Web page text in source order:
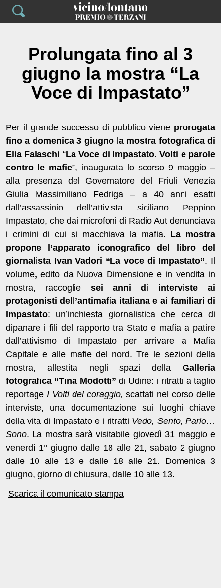
Skip
Prolungata fino al 3
giugno la mostra “La
Voce di Impastato”
Per il grande successo di pubblico viene prorogata
fino a domenica 3 giugno la mostra fotografica di
Elia Falaschi “La Voce di Impastato. Volti e parole
contro le mafie”, inaugurata lo scorso 9 maggio –
alla presenza del Governatore del Friuli Venezia
Giulia Massimiliano Fedriga – a 40 anni esatti
dall’assassinio dell’attivista siciliano Peppino
Impastato, che dai microfoni di Radio Aut denunciava
i crimini di cui si macchiava la mafia. La mostra
propone l’apparato iconografico del libro del
giornalista Ivan Vadori “La voce di Impastato”. Il
volume,edito da Nuova Dimensione e in vendita in
mostra, raccoglie sei anni di interviste ai
protagonisti dell’antimafia italiana e ai familiari di
Impastato: un’inchiesta giornalistica che cerca di
dipanare i fili del rapporto tra Stato e mafia a patire
dall’attivismo di Impastato per arrivare a Mafia
Capitale e alle mafie del nord. Tre le sezioni della
mostra, allestita negli spazi dellaGalleria
fotografica “Tina Modotti” di Udine: i ritratti a taglio
reportage I Volti del coraggio,scattati nel corso delle
interviste, una documentazione sui luoghi chiave
della vita di Impastato e i ritratti Vedo, Sento, Parlo…
Sono. La mostra sarà visitabile giovedì 31 maggio e
venerdì 1° giugno dalle 18 alle 21, sabato 2 giugno
dalle 10 alle 13 e dalle 18 alle 21. Domenica 3
giugno, giorno di chiusura, dalle 10 alle 13.
Scarica il comunicato stampa